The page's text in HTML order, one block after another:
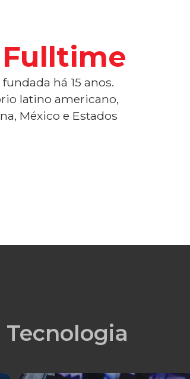
Fulltime
há 15 anos.
latino americano,
México e Estados